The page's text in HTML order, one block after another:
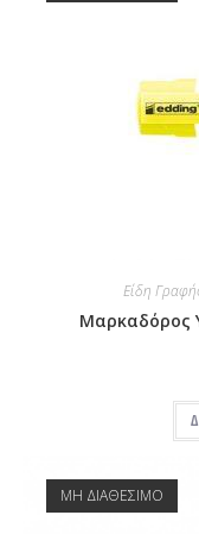
Είδη
Μαρκαδόρος
ΜΗ ΔΙΑΘΕΣΙΜΟ